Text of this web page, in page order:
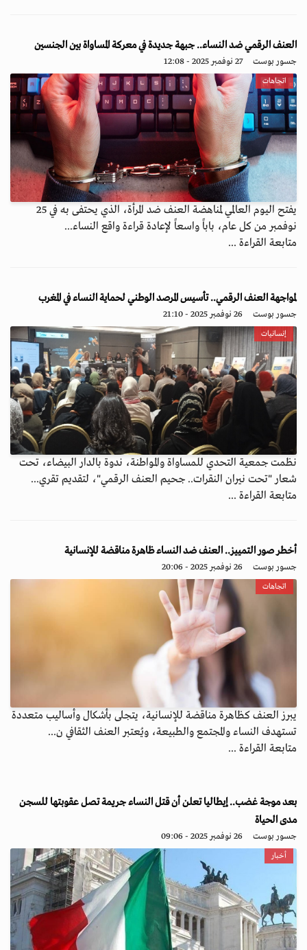
العنف الرقمي ضد النساء.. جبهة جديدة في معركة المساواة بين الجنسين
جسور بوست 27 نوفمبر 2025 - 12:08
اتجاهات
يفتح اليوم العالمي لمناهضة العنف ضد المرأة، الذي يحتفى به في 25
نوفمبر من كل عام، باباً واسعاً لإعادة قراءة واقع النساء...
متابعة القراءة ...
لمواجهة العنف الرقمي.. تأسيس المرصد الوطني لحماية النساء في المغرب
جسور بوست 26 نوفمبر 2025 - 21:10
إنسانيات
نظمت جمعية التحدي للمساواة والمواطنة، ندوة بالدار البيضاء، تحت
شعار "تحت نيران النقرات.. جحيم العنف الرقمي"، لتقديم تقري...
متابعة القراءة ...
أخطر صور التمييز.. العنف ضد النساء ظاهرة مناقضة للإنسانية
جسور بوست 26 نوفمبر 2025 - 20:06
اتجاهات
يبرز العنف كظاهرة مناقضة للإنسانية، يتجلى بأشكال وأساليب متعددة
تستهدف النساء والمجتمع والطبيعة، ويُعتبر العنف الثقافي ن...
متابعة القراءة ...
بعد موجة غضب.. إيطاليا تعلن أن قتل النساء جريمة تصل عقوبتها للسجن
مدى الحياة
جسور بوست 26 نوفمبر 2025 - 09:06
أخبار